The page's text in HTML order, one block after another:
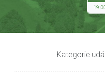
Kategorie